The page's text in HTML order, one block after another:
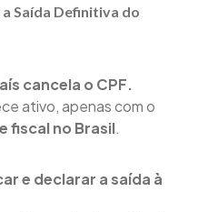
Saída Definitiva do
cancela o CPF.
ativo, apenas com o
fiscal no Brasil.
e declarar a saída à